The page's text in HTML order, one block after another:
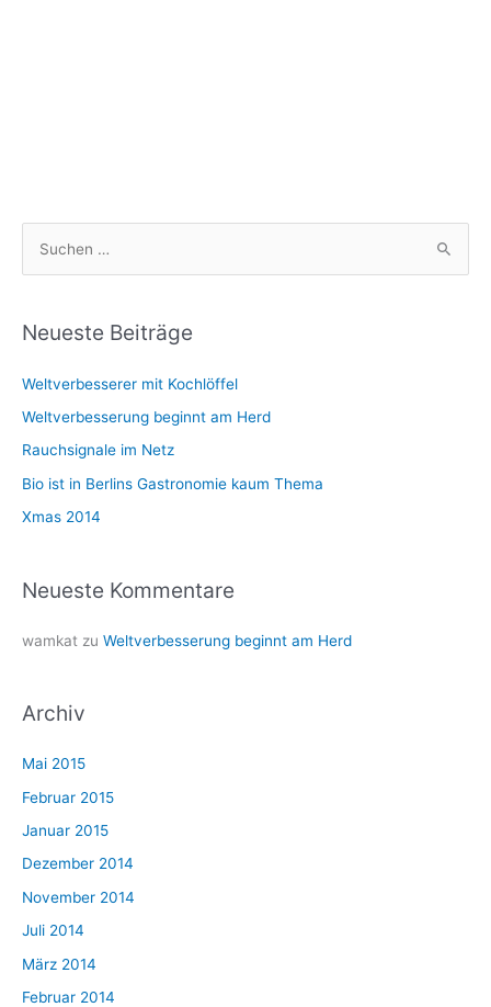
h
n
n
a
Neueste Beiträge
Weltverbesserer mit Kochlöffel
Weltverbesserung beginnt am Herd
Rauchsignale im Netz
Bio ist in Berlins Gastronomie kaum Thema
Xmas 2014
Neueste Kommentare
wamkat zu Weltverbesserung beginnt am Herd
Archiv
Mai 2015
Februar 2015
Januar 2015
Dezember 2014
November 2014
Juli 2014
März 2014
Februar 2014